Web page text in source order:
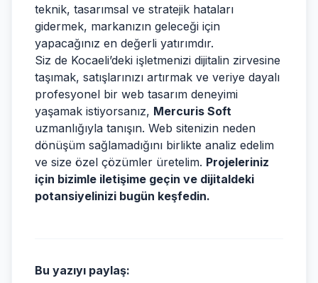
teknik, tasarımsal ve stratejik hataları
gidermek, markanızın geleceği için
yapacağınız en değerli yatırımdır.
Siz de Kocaeli’deki işletmenizi dijitalin zirvesine
taşımak, satışlarınızı artırmak ve veriye dayalı
profesyonel bir web tasarım deneyimi
yaşamak istiyorsanız, Mercuris Soft
uzmanlığıyla tanışın. Web sitenizin neden
dönüşüm sağlamadığını birlikte analiz edelim
ve size özel çözümler üretelim. Projeleriniz
için bizimle iletişime geçin ve dijitaldeki
potansiyelinizi bugün keşfedin.
Bu yazıyı paylaş: